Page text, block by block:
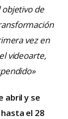
objetivo de
vez en
videoarte,
abril y se
el 28